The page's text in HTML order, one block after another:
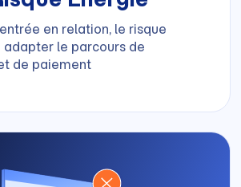
en relation, le risque
le parcours de
de paiement